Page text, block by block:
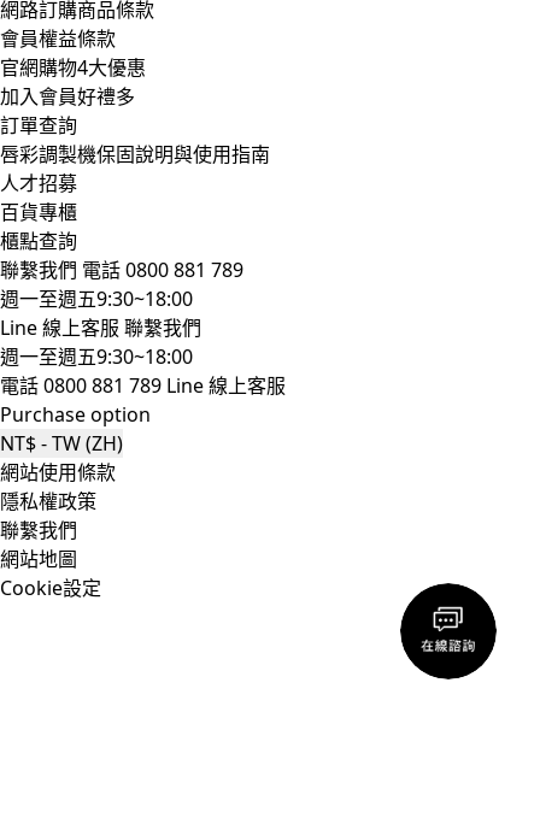
網路訂購商品條款
會員權益條款
官網購物4大優惠
加入會員好禮多
訂單查詢
唇彩調製機保固說明與使用指南
人才招募
百貨專櫃
櫃點查詢
聯繫我們 電話 0800 881 789
週一至週五9:30~18:00
Line 線上客服 聯繫我們
週一至週五9:30~18:00
電話 0800 881 789 Line 線上客服
Purchase option
NT$ - TW (ZH)
網站使用條款
隱私權政策
聯繫我們
網站地圖
Cookie設定